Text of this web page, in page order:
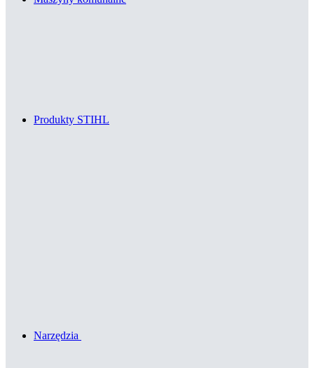
Produkty STIHL
Narzędzia